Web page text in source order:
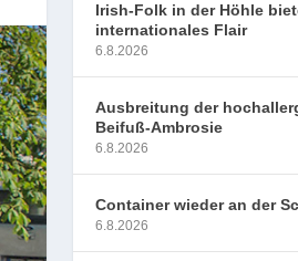
Irish-Folk in der Höhle
internationales Flair
6.8.2026
Ausbreitung der
Beifuß-Ambrosie
6.8.2026
Container wieder an der
6.8.2026